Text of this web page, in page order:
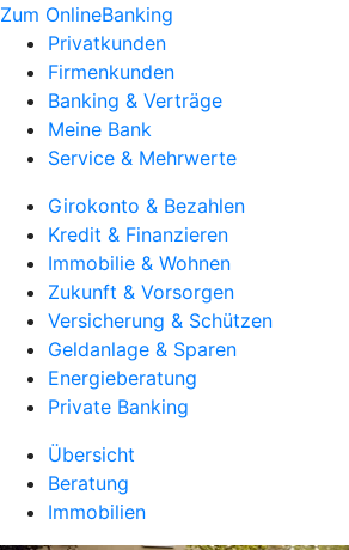
Zum OnlineBanking
Privatkunden
Firmenkunden
Banking & Verträge
Meine Bank
Service & Mehrwerte
Girokonto & Bezahlen
Kredit & Finanzieren
Immobilie & Wohnen
Zukunft & Vorsorgen
Versicherung & Schützen
Geldanlage & Sparen
Energieberatung
Private Banking
Übersicht
Beratung
Immobilien